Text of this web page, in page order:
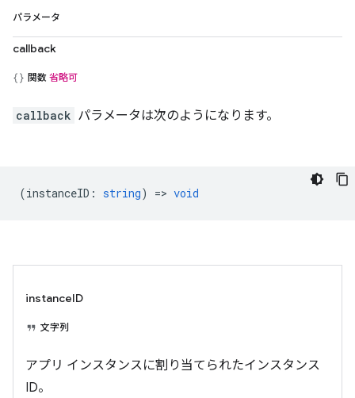
パラメータ
callback
関数 省略可
callback パラメータは次のようになります。
(instanceID : string) => void
instanceID
文字列
アプリ インスタンスに割り当てられたインスタンス
ID。